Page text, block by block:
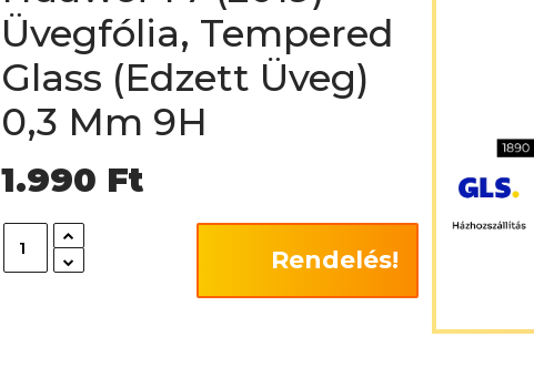
Üvegfólia, Tempered
Glass (Edzett Üveg)
0,3 Mm 9H
1.990 Ft
Rendelés!